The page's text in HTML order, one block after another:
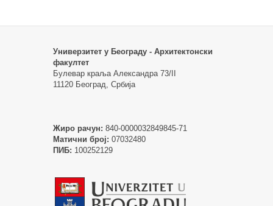
Универзитет у Београду - Архитектонски
факултет
Булевар краља Александра 73/II
11120 Београд, Србија
Жиро рачун: 840-0000032849845-71
Матични број: 07032480
ПИБ: 100252129